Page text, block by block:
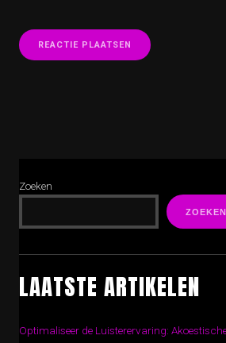
Zoeken
ZOEKEN
LAATSTE ARTIKELEN
Optimaliseer de Luisterervaring: